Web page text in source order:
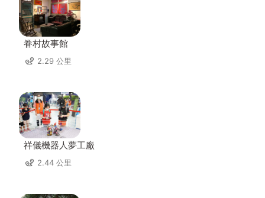
眷村故事館
2.29 公里
祥儀機器人夢工廠
2.44 公里